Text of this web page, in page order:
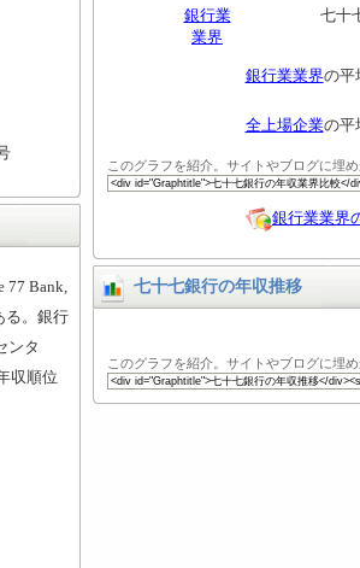
77 Bank,
る。銀行
ンタ
収順位
銀行業
業界
七十
銀行業業界の平
全上場企業の平
このグラフを紹介。サイトやブログに埋
銀行業業界
七十七銀行の年収推移
このグラフを紹介。サイトやブログに埋